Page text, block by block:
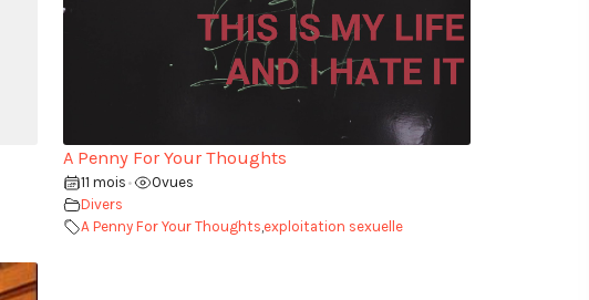
A Penny For Your Thoughts
11 mois • 0vues
Divers
A Penny For Your Thoughts exploitation sexuelle